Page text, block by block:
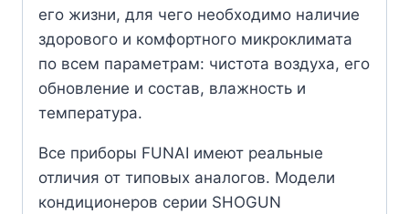
его жизни, для чего необходимо наличие
здорового и комфортного микроклимата
по всем параметрам: чистота воздуха, его
обновление и состав, влажность и
температура.
Все приборы FUNAI имеют реальные
отличия от типовых аналогов. Модели
кондиционеров серии SHOGUN